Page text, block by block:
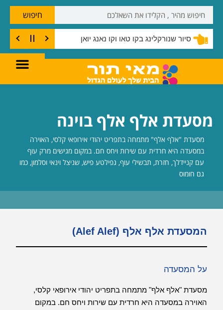
סיור שנורקלינג בקו טאו וקו נאנג יואן
חיפוש
מסעדת אלף אלף בוינה
מסעדת "אלף אלף" מתמחה בתפריט יהודי אירופאי קלסי, האוירה
במסעדה היא חרדית עם שירות ויחס חם. במקום מגישים מרק עוף
עם קניידלך, חזרת, תבשילי עוף, גפילטע פיש, שניצל וינאי וסלמון, כמו
גם חומוס
המסעדת אלף אלף (Alef Alef)
על המסעדה
מסעדת "אלף אלף" מתמחה בתפריט יהודי אירופאי קלסי,
האוירה במסעדה היא חרדית עם שירות ויחס חם. במקום